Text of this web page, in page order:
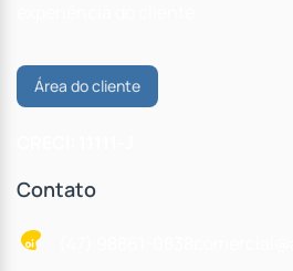
Área do cliente
Contato